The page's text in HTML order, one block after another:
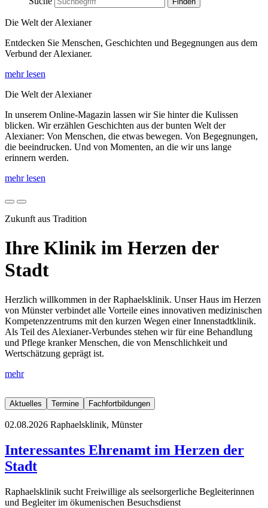
Die Welt der Alexianer
Entdecken Sie Menschen, Geschichten und Begegnungen aus dem
Verbund der Alexianer.
mehr lesen
Die Welt der Alexianer
In unserem Online-Magazin lassen wir Sie hinter die Kulissen
blicken. Wir erzählen Geschichten aus der bunten Welt der
Alexianer: Von Menschen, die etwas bewegen. Von Begegnungen,
die beeindrucken. Und von Momenten, an die wir uns lange
erinnern werden.
mehr lesen
Zukunft aus Tradition
Ihre Klinik im Herzen der
Stadt
Herzlich willkommen in der Raphaelsklinik. Unser Haus im Herzen
von Münster verbindet alle Vorteile eines innovativen medizinischen
Kompetenzzentrums mit den kurzen Wegen einer Innenstadtklinik.
Als Teil des Alexianer-Verbundes stehen wir für eine Behandlung
und Pflege kranker Menschen, die von Menschlichkeit und
Wertschätzung geprägt ist.
mehr
Aktuelles Termine Fachfortbildungen
02.08.2026 Raphaelsklinik, Münster
Interessantes Ehrenamt im Herzen der
Stadt
Raphaelsklinik sucht Freiwillige als seelsorgerliche Begleiterinnen
und Begleiter im ökumenischen Besuchsdienst